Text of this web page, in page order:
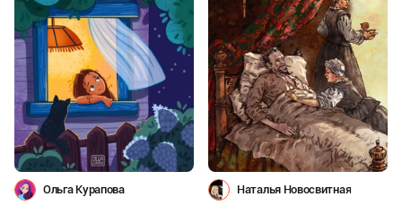
Ольга Курапова Наталья Новосвитная